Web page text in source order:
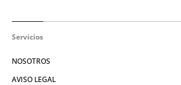
Servicios
NOSOTROS
AVISO LEGAL